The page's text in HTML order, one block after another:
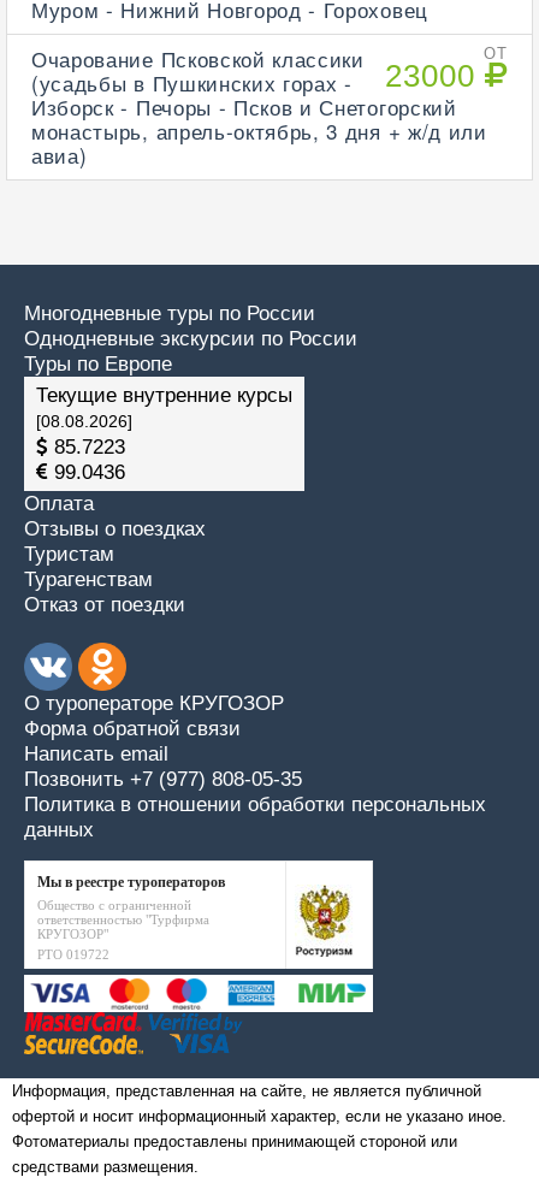
Муром - Нижний Новгород - Гороховец
ОТ
23000
Очарование Псковской классики
(усадьбы в Пушкинских горах -
Изборск - Печоры - Псков и Снетогорский
монастырь, апрель-октябрь, 3 дня + ж/д или
авиа)
Многодневные туры по России
Однодневные экскурсии по России
Туры по Европе
Текущие внутренние курсы
[08.08.2026]
85.7223
99.0436
Оплата
Отзывы о поездках
Туристам
Турагенствам
Отказ от поездки
О туроператоре КРУГОЗОР
Форма обратной связи
Написать email
Позвонить +7 (977) 808-05-35
Политика в отношении обработки персональных
данных
Мы в реестре туроператоров
Общество с ограниченной
ответственностью "Турфирма
КРУГОЗОР"
РТО 019722
Информация, представленная на сайте, не является публичной
офертой и носит информационный характер, если не указано иное.
Фотоматериалы предоставлены принимающей стороной или
средствами размещения.